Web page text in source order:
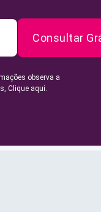
Consultar
observa a
Clique aqui.